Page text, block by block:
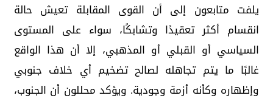
يلفت متابعون إلى أن القوى المقابلة تعيش حالة
انقسام أكثر تعقيدًا وتشابكًا، سواء على المستوى
السياسي أو القبلي أو المذهبي، إلا أن هذا الواقع
غالبًا ما يتم تجاهله لصالح تضخيم أي خلاف جنوبي
وإظهاره وكأنه أزمة وجودية. ويؤكد محللون أن الجنوب،